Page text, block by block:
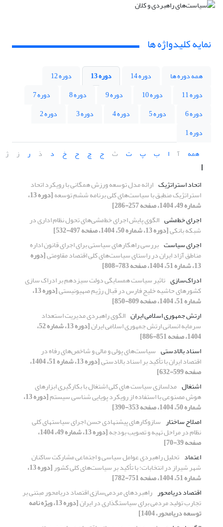
نمایه کلیدواژه ها
همه دوره ها دوره 14 دوره 13
دوره 12
دوره 11
دوره 10 دوره 9 دوره 8
دوره 7
دوره 6
دوره 5 دوره 4 دوره 3
دوره 2
دوره 1
همه
آ ا ب پ ت ث ج چ ح خ د ذ ر ز ژ
ا
اتحاد استراتژیک ارائه مدل توسعه ورزش همگانی با رویکرد اتحاد
استراتژیک منطبق با سیاست‌های کلی برنامه ششم توسعه [دوره 13،
شماره 49، 1404، صفحه 257-286]
اجرای خط‌مشی الگوی پایش اجرای خط‌مشی‌های تحول نظام اداری در
شبکه بانکی[دوره 13، شماره 50، 1404، صفحه 497-532]
اجرای سیاست بررسی راهکارهای سیاستی برای اجرای قانون اداره
مناطق آزاد ایران در راستای سیاست‌های کلی اقتصاد مقاومتی[دوره
13، شماره 51، 1404، صفحه 783-808]
ادراک‌سازی تاثیر سیاست همسایگی دولت سیزدهم بر ادراک سازی
کشورهای حاشیه خلیج فارس در قبال رژیم صهیونیستی [دوره 13،
شماره 51، 1404، صفحه 809-850]
ارتش جمهوری اسلامی ایران الگوی راهبردی مدیریت استعداد
سرمایه انسانی ارتش جمهوری اسلامی ایران [دوره 13، شماره 52،
1404، صفحه 851-886]
اسناد بالادستی سیاست‌های پولی و مالی و شاخص‌های رفاه در
اقتصاد ایران با تأکید بر اسناد بالادستی [دوره 13، شماره 51، 1404،
صفحه 599-632]
اشتغال مدلسازی سیاست های کلی اشتغال با بکارگیری ابزارهای
هوش مصنوعی با استفاده از رویکرد پویایی شناسی سیستم [دوره 13،
شماره 50، 1404، صفحه 353-390]
اصلاح ساختار سازوکارهای پیشنهادی حسن اجرای سیاستهای کلی
نظام در مراحل تهیه و تصویب بودجه [دوره 13، شماره 49، 1404،
صفحه 39-70]
اعتماد تحلیل راهبردی عوامل سیاسی و اجتماعی مشارکت ساکنان
شهر شیراز در انتخابات: با تأکید بر سیاست‌های کلی کشور [دوره 13،
شماره 51، 1404، صفحه 751-782]
اقتصاد دریامحور راهبردهای مردمی‌سازی اقتصاد دریامحور مبتنی بر
تجارب تولید مردمی برای سیاستگذاری در ایران [دوره 13، ویژه نامه
توسعه دریامحور، 1404]